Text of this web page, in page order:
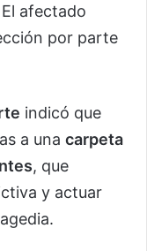
afectado
por parte
indicó que
a una carpeta
, que
y actuar